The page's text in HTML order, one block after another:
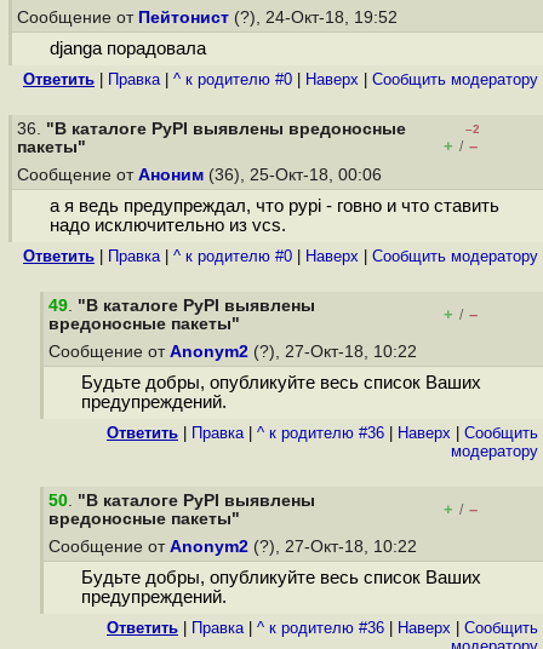
Сообщение от Пейтонист (?), 24-Окт-18, 19:52
djanga порадовала
Ответить Правка| ^ к родителю #0 Наверх Cообщить модератору
36. "В каталоге PyPI выявлены вредоносные
пакеты"
–2
+ / –
Сообщение от Аноним (36), 25-Окт-18, 00:06
а я ведь предупреждал, что pypi - говно и что ставить
надо исключительно из vcs.
Ответить Правка| ^ к родителю #0 Наверх Cообщить модератору
49. "В каталоге PyPI выявлены
вредоносные пакеты"
+ / –
Сообщение от Anonym2 (?), 27-Окт-18, 10:22
Будьте добры, опубликуйте весь список Ваших
предупреждений.
Ответить Правка| ^ к родителю #36 Наверх
Cообщить
модератору
50. "В каталоге PyPI выявлены
вредоносные пакеты"
+ / –
Сообщение от Anonym2 (?), 27-Окт-18, 10:22
Будьте добры, опубликуйте весь список Ваших
предупреждений.
Ответить Правка| ^ к родителю #36 Наверх
Cообщить